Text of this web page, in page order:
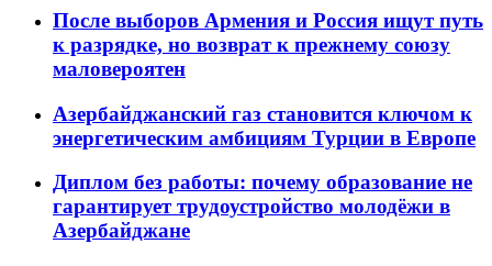
После выборов Армения и Россия ищут путь
к разрядке, но возврат к прежнему союзу
маловероятен
Азербайджанский газ становится ключом к
энергетическим амбициям Турции в Европе
Диплом без работы: почему образование не
гарантирует трудоустройство молодёжи в
Азербайджане